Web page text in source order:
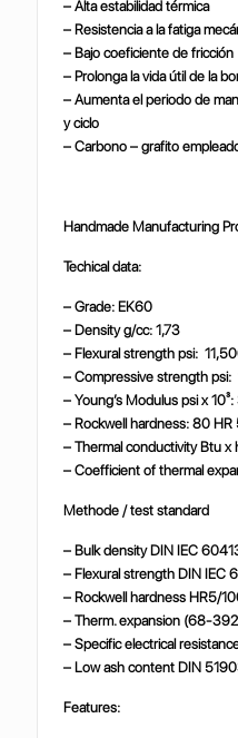
– Alta estabilidad térmica
– Resistencia a la fatiga
– Bajo coeficiente de fricción
– Prolonga la vida útil de la
– Aumenta el periodo de
y ciclo
– Carbono – grafito
Handmade Manufacturing
Techical data:
– Grade: EK60
– Density g/cc: 1,73
– Flexural strength psi:
– Compressive strength psi:
– Young’s Modulus psi x
– Rockwell hardness: 80 HR
– Thermal conductivity Btu
– Coefficient of thermal
Methode / test standard
– Bulk density DIN IEC
– Flexural strength DIN IEC
– Rockwell hardness HR5/
– Therm. expansion (68-
– Specific electrical
– Low ash content DIN
Features: